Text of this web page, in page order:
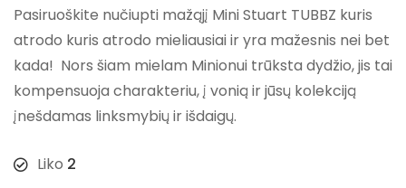
Pasiruoškite nučiupti mažąjį Mini Stuart TUBBZ kuris
atrodo kuris atrodo mieliausiai ir yra mažesnis nei bet
kada! Nors šiam mielam Minionui trūksta dydžio, jis tai
kompensuoja charakteriu, į vonią ir jūsų kolekciją
įnešdamas linksmybių ir išdaigų.
Liko 2